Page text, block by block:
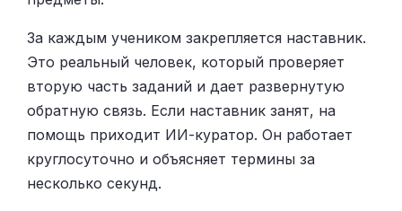
За каждым учеником закрепляется наставник.
Это реальный человек, который проверяет
вторую часть заданий и дает развернутую
обратную связь. Если наставник занят, на
помощь приходит ИИ-куратор. Он работает
круглосуточно и объясняет термины за
несколько секунд.